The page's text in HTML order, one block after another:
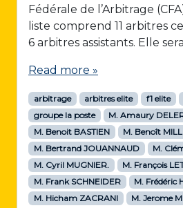
Fédérale de l’Arbitrage
liste comprend 11 arbitres
6 arbitres assistants. Elle
Read more »
arbitrage arbitres elite f1 elite
groupe la poste
M. Amaury
M. Benoit BASTIEN
M. Benoît
M. Bertrand JOUANNAUD
M.
M. Cyril MUGNIER.
M. François
M. Frank SCHNEIDER
M. Frédéric
M. Hicham ZACRANI
M. Jerome